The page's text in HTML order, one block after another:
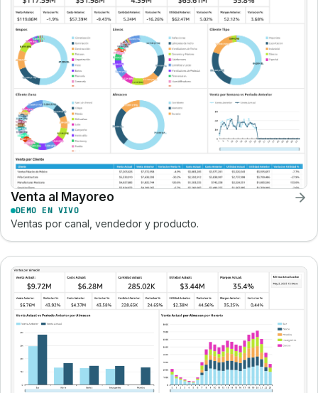
Venta al Mayoreo
DEMO EN VIVO
Ventas por canal, vendedor y producto.